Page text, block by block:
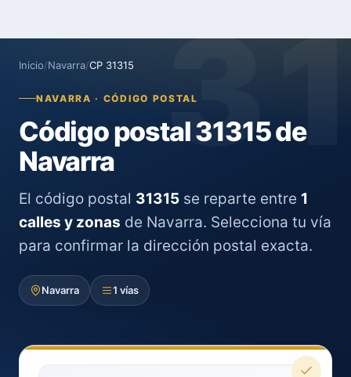
Inicio/Navarra/CP 31315
NAVARRA · CÓDIGO POSTAL
Código postal 31315 de
Navarra
El código postal 31315 se reparte entre 1
calles y zonas de Navarra. Selecciona tu vía
para confirmar la dirección postal exacta.
Navarra 1 vías